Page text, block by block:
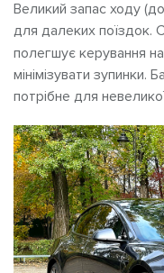
Великий запас ходу
для далеких поїздок.
полегшує керування
мінімізувати зупинки.
потрібне для